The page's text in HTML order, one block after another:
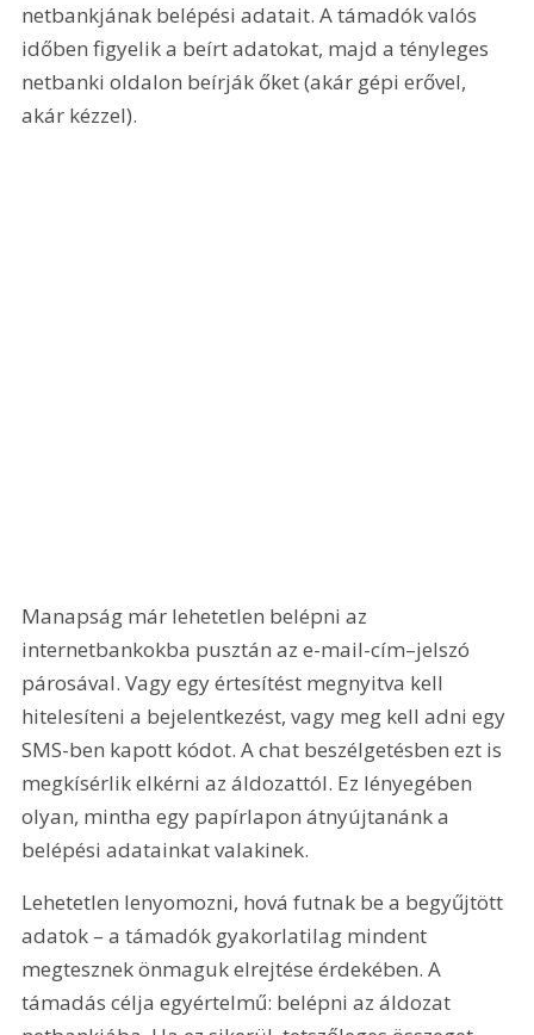
netbankjának belépési adatait. A támadók valós
időben figyelik a beírt adatokat, majd a tényleges
netbanki oldalon beírják őket (akár gépi erővel,
akár kézzel).
Manapság már lehetetlen belépni az
internetbankokba pusztán az e-mail-cím–jelszó
párosával. Vagy egy értesítést megnyitva kell
hitelesíteni a bejelentkezést, vagy meg kell adni egy
SMS-ben kapott kódot. A chat beszélgetésben ezt is
megkísérlik elkérni az áldozattól. Ez lényegében
olyan, mintha egy papírlapon átnyújtanánk a
belépési adatainkat valakinek.
Lehetetlen lenyomozni, hová futnak be a begyűjtött
adatok – a támadók gyakorlatilag mindent
megtesznek önmaguk elrejtése érdekében. A
támadás célja egyértelmű: belépni az áldozat